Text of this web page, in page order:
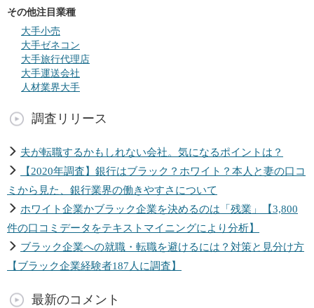
その他注目業種
大手小売
大手ゼネコン
大手旅行代理店
大手運送会社
人材業界大手
調査リリース
夫が転職するかもしれない会社。気になるポイントは？
【2020年調査】銀行はブラック？ホワイト？本人と妻の口コ
ミから見た、銀行業界の働きやすさについて
ホワイト企業かブラック企業を決めるのは「残業」【3,800
件の口コミデータをテキストマイニングにより分析】
ブラック企業への就職・転職を避けるには？対策と見分け方
【ブラック企業経験者187人に調査】
最新のコメント